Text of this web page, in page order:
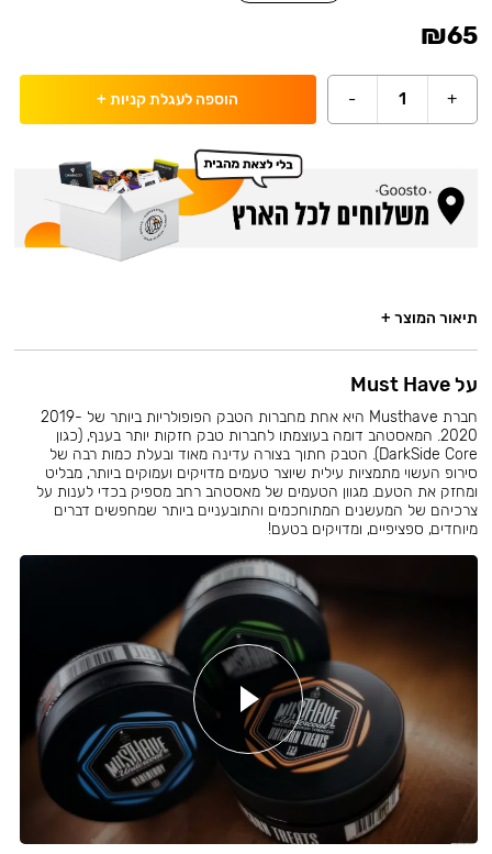
₪65
+
1
- הוספה לעגלת קניות +
תיאור המוצר +
על Must Have
חברת Musthave היא אחת מחברות הטבק הפופולריות ביותר של 2019-
2020. המאסטהב דומה בעוצמתו לחברות טבק חזקות יותר בענף, (כגון
DarkSide Core). הטבק חתוך בצורה עדינה מאוד ובעלת כמות רבה של
סירופ העשוי מתמציות עילית שיוצר טעמים מדויקים ועמוקים ביותר, מבליט
ומחזק את הטעם. מגוון הטעמים של מאסטהב רחב מספיק בכדי לענות על
צרכיהם של המעשנים המתוחכמים והתובעניים ביותר שמחפשים דברים
מיוחדים, ספציפיים, ומדויקים בטעם!